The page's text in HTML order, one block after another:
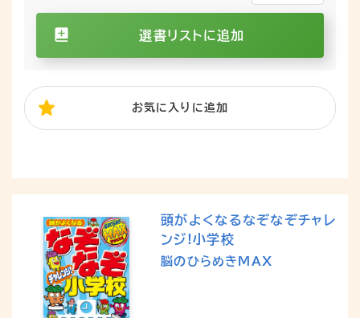
選書リストに追加
お気に入り に追加
頭がよくなるなぞなぞチャレ
ンジ!小学校
脳のひらめきMAX